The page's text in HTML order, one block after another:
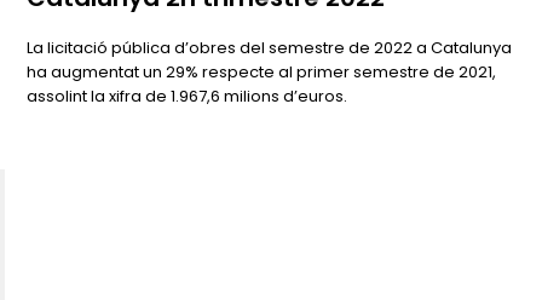
La licitació pública d’obres del semestre de 2022 a Catalunya
ha augmentat un 29% respecte al primer semestre de 2021,
assolint la xifra de 1.967,6 milions d’euros.